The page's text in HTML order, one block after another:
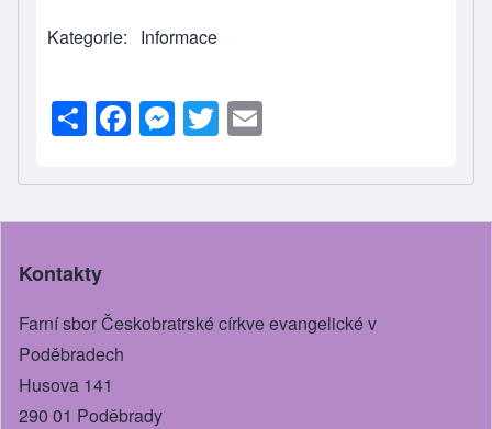
Kategorie Informace
S
h
ar
e
F
a
c
e
o
M
e
ss
e
er
T
wi
tt
er
ail
Kontakty
Farní sbor Českobratrské církve evangelické v
Poděbradech
Husova 141
290 01 Poděbrady